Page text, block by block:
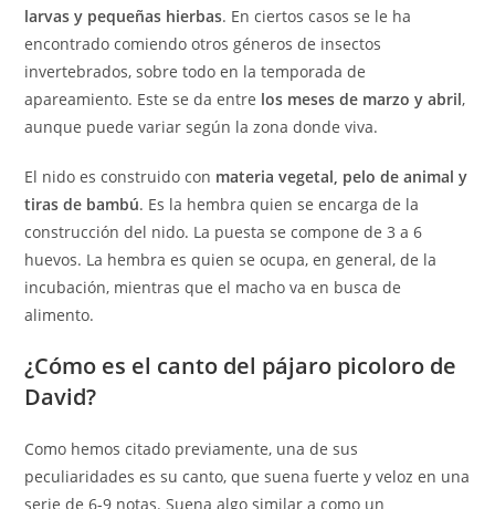
larvas y pequeñas hierbas. En ciertos casos se le ha
encontrado comiendo otros géneros de insectos
invertebrados, sobre todo en la temporada de
apareamiento. Este se da entre los meses de marzo y abril,
aunque puede variar según la zona donde viva.
El nido es construido con materia vegetal, pelo de animal y
tiras de bambú. Es la hembra quien se encarga de la
construcción del nido. La puesta se compone de 3 a 6
huevos. La hembra es quien se ocupa, en general, de la
incubación, mientras que el macho va en busca de
alimento.
¿Cómo es el canto del pájaro picoloro de
David?
Como hemos citado previamente, una de sus
peculiaridades es su canto, que suena fuerte y veloz en una
serie de 6-9 notas. Suena algo similar a como un